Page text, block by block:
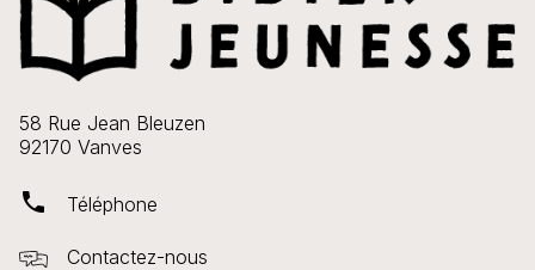
58 Rue Jean Bleuzen
92170 Vanves
phone Téléphone
Contactez-nous